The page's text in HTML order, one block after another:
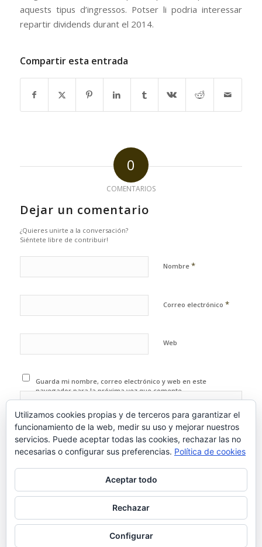
aquests tipus d’ingressos. Potser li podria interessar
repartir dividends durant el 2014.
Compartir esta entrada
0
COMENTARIOS
Dejar un comentario
¿Quieres unirte a la conversación?
Siéntete libre de contribuir!
Nombre *
Correo electrónico *
Web
Guarda mi nombre, correo electrónico y web en este
navegador para la próxima vez que comente.
Utilizamos cookies propias y de terceros para garantizar el
funcionamiento de la web, medir su uso y mejorar nuestros
servicios. Puede aceptar todas las cookies, rechazar las no
necesarias o configurar sus preferencias. Política de cookies
Aceptar todo
Rechazar
Configurar